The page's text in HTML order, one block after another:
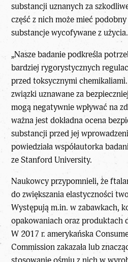
substancji uznanych za
część z nich może mieć
substancje wycofywane z użycia.
„Nasze badanie podkreśla
bardziej rygorystycznych
przed toksycznymi
związki uznawane za
mogą negatywnie wpływać na
ważna jest dokładna ocena
substancji przed jej
powiedziała współautorka
ze Stanford University.
Naukowcy przypomnieli, że
do zwiększania elastyczności
Występują m.in. w zabawkach,
opakowaniach oraz produktach
W 2017 r. amerykańska
Commission zakazała lub